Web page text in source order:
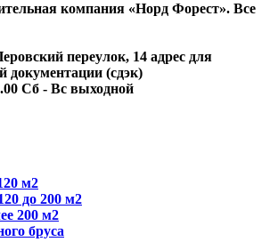
компания «Норд Форест». Все
переулок, 14 адрес для
документации (сдэк)
Сб - Вс выходной
м2
до 200 м2
200 м2
бруса